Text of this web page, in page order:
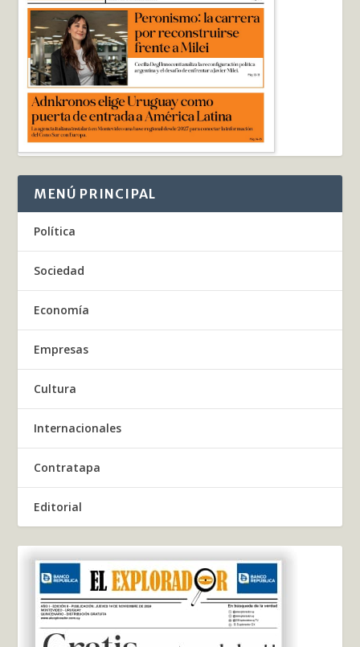
MENÚ PRINCIPAL
Política
Sociedad
Economía
Empresas
Cultura
Internacionales
Contratapa
Editorial